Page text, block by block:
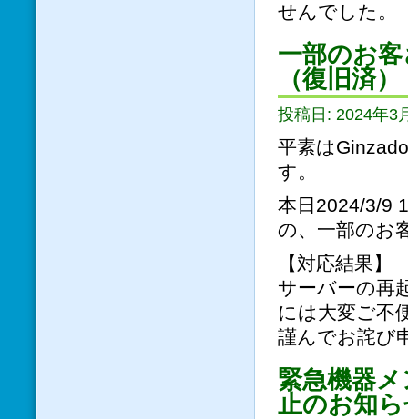
せんでした。
一部のお
（復旧済）
投稿日: 2024年3
平素は
す。
本日2024/3/9
の、一部のお
【対応結果】
サーバーの再
には大変ご不
謹んでお詫び
緊急機器
止のお知